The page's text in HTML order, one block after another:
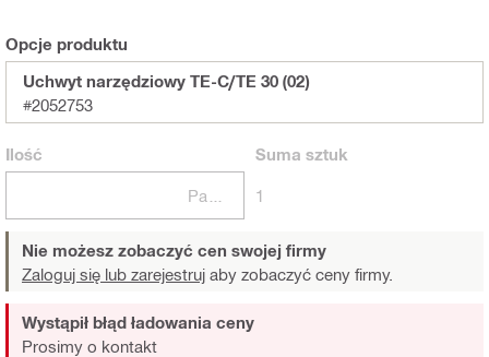
Opcje produktu
Uchwyt narzędziowy TE-C/TE 30 (02)
#2052753
Ilość Suma sztuk
1
Nie możesz zobaczyć cen swojej firmy
Zaloguj się lub zarejestruj aby zobaczyć ceny firmy.
Wystąpił błąd ładowania ceny
Prosimy o kontakt